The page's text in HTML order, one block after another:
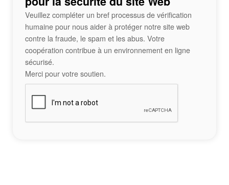
Veuillez compléter un bref processus de vérification
humaine pour nous aider à protéger notre site web
contre la fraude, le spam et les abus. Votre
coopération contribue à un environnement en ligne
sécurisé.
Merci pour votre soutien.